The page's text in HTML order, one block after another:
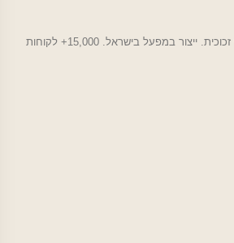
טפטים, מדבקות קיר וציפויי זכוכית. ייצור במפעל בישראל. 15,000+ לקוחות